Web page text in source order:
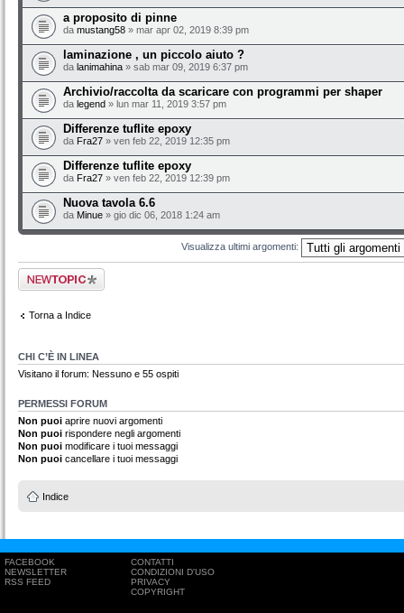
a proposito di pinne
da mustang58 » mar apr 02, 2019 8:39 pm
laminazione , un piccolo aiuto ?
da lanimahina » sab mar 09, 2019 6:37 pm
Archivio/raccolta da scaricare con programmi per shaper
da legend » lun mar 11, 2019 3:57 pm
Differenze tuflite epoxy
da Fra27 » ven feb 22, 2019 12:35 pm
Differenze tuflite epoxy
da Fra27 » ven feb 22, 2019 12:39 pm
Nuova tavola 6.6
da Minue » gio dic 06, 2018 1:24 am
Visualizza ultimi argomenti:
Scrivi un nuovo
argomento
Torna a Indice
CHI C’È IN LINEA
Visitano il forum: Nessuno e 55 ospiti
PERMESSI FORUM
Non puoi aprire nuovi argomenti
Non puoi rispondere negli argomenti
Non puoi modificare i tuoi messaggi
Non puoi cancellare i tuoi messaggi
Indice
FACEBOOK
NEWSLETTER
RSS FEED
CONTATTI
CONDIZIONI D'USO
PRIVACY
COPYRIGHT